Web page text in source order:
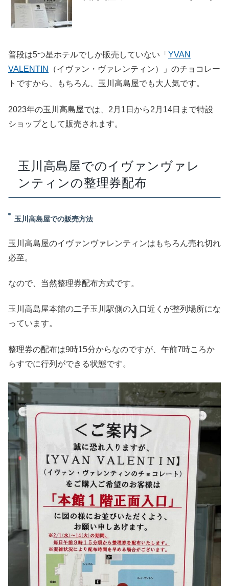
普段は5つ星ホテルでしか販売していない「 YVAN
VALENTIN
（イヴァン・ヴァレンティン）」のチョコレー
トですから、もちろん、玉川高島屋でも大人気です。
2023年の玉川高島屋では、2月1日から2月14日まで特設
ショップとして販売されます。
玉川高島屋でのイヴァンヴァレ
ンティンの整理券配布
玉川高島屋での販売方法
玉川高島屋のイヴァンヴァレンティンはもちろん売れ切れ
必至。
なので、当然整理券配布方式です。
玉川高島屋本館の二子玉川駅側の入口近くが整列場所にな
っています。
整理券の配布は9時15分からなのですが、午前7時ころか
らすでに行列ができる状態です。